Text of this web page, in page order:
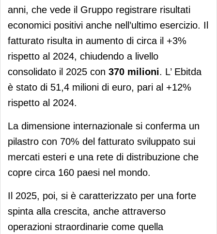
anni, che vede il Gruppo registrare risultati
economici positivi anche nell’ultimo esercizio. Il
fatturato risulta in aumento di circa il +3%
rispetto al 2024, chiudendo a livello
consolidato il 2025 con 370 milioni. L’ Ebitda
è stato di 51,4 milioni di euro, pari al +12%
rispetto al 2024.
La dimensione internazionale si conferma un
pilastro con 70% del fatturato sviluppato sui
mercati esteri e una rete di distribuzione che
copre circa 160 paesi nel mondo.
Il 2025, poi, si è caratterizzato per una forte
spinta alla crescita, anche attraverso
operazioni straordinarie come quella